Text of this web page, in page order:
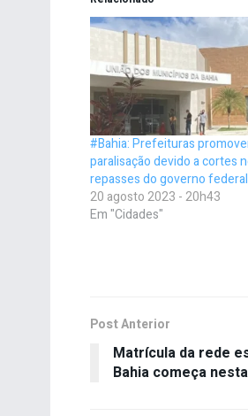
#Bahia: Prefeituras
paralisação devido a cortes
repasses do governo federal
20 agosto 2023 - 20h43
Em "Cidades"
Post Anterior
Matrícula da rede
Bahia começa